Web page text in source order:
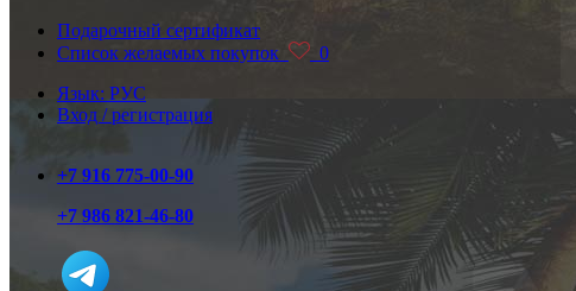
Подарочный сертификат
Список желаемых покупок
0
Язык: РУС
Вход / регистрация
+7 916 775-00-90
+7 986 821-46-80